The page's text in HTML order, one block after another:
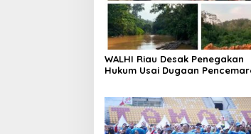
WALHI Riau Desak Penegakan
Hukum Usai Dugaan